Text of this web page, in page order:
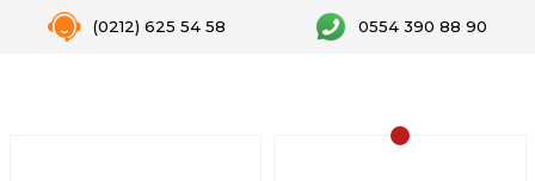
(0212) 625 54 58 0554 390 88 90